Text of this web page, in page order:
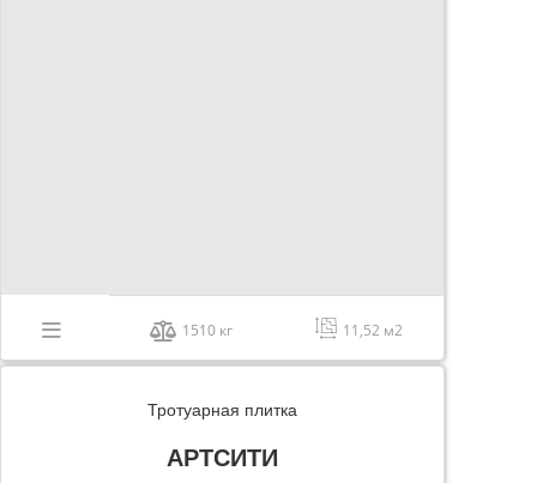
1510 кг 11,52 м2
Тротуарная плитка
АРТСИТИ